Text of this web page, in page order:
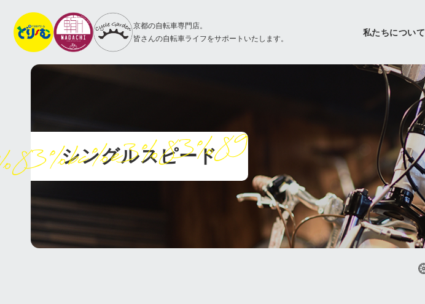
京都の自転車専門店。
皆さんの自転車ライフをサポートいたします。
私たちについて
シングルスピード